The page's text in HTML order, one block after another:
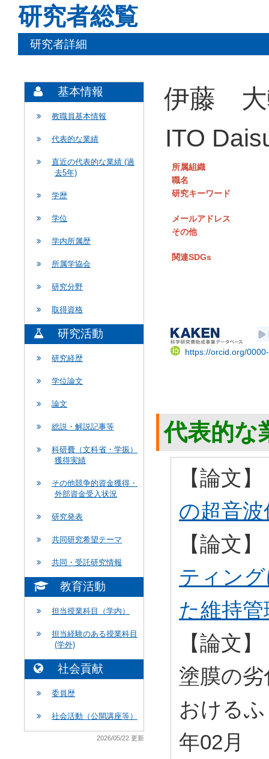
研究者総覧
研究者詳細
基本情報
教職員基本情報
代表的な業績
直近の代表的な業績 (過
去5年)
学歴
学位
学内所属歴
所属学協会
研究分野
取得資格
研究活動
研究経歴
学位論文
論文
総説・解説記事等
科研費（文科省・学振）
獲得実績
その他競争的資金獲得・
外部資金受入状況
研究発表
共同研究希望テーマ
共同・受託研究情報
教育活動
担当授業科目（学内）
担当経験のある授業科目
(学外)
社会貢献
委員歴
社会活動（公開講座等）
2026/05/22 更新
伊藤 大
ITO
所属組織
職名
研究キーワード
メールアドレス
その他
関連SDGs
https://orcid.org/
代表的な
【論文】
の超音
【論文】
ティン
た維持
【論文
塗膜の
おける
年02月